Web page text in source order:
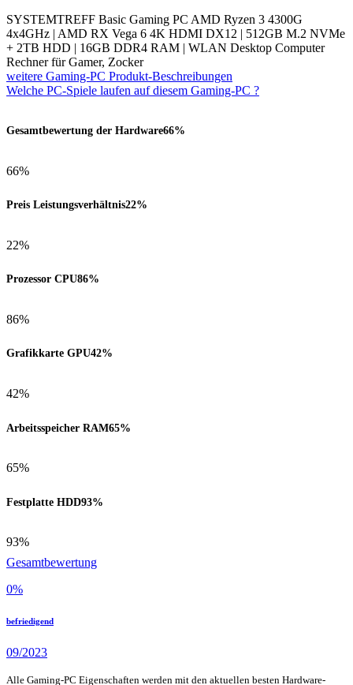
SYSTEMTREFF Basic Gaming PC AMD Ryzen 3 4300G
4x4GHz | AMD RX Vega 6 4K HDMI DX12 | 512GB M.2 NVMe
+ 2TB HDD | 16GB DDR4 RAM | WLAN Desktop Computer
Rechner für Gamer, Zocker
weitere Gaming-PC Produkt-Beschreibungen
Welche PC-Spiele laufen auf diesem Gaming-PC ?
Gesamtbewertung der Hardware66%
66%
Preis Leistungsverhältnis22%
22%
Prozessor CPU86%
86%
Grafikkarte GPU42%
42%
Arbeitsspeicher RAM65%
65%
Festplatte HDD93%
93%
Gesamtbewertung
0%
befriedigend
09/2023
Alle Gaming-PC Eigenschaften werden mit den aktuellen besten Hardware-